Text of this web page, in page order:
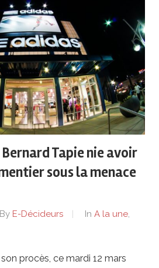
Tapie nie avoir
sous la menace
By E-Décideurs In A la une,
procès, ce mardi 12 mars